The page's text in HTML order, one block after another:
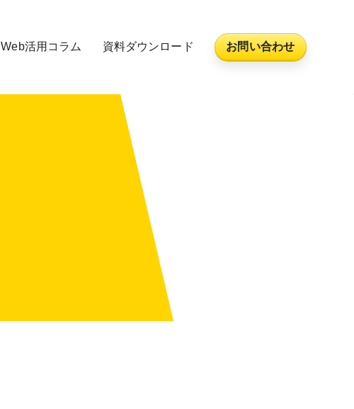
Web活用コラム 資料ダウンロード お問い合わせ